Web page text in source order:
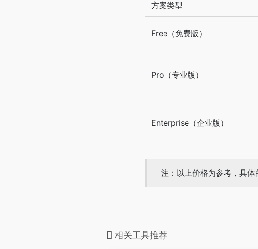
方案类型
Free（免费版）
Pro（专业版）
Enterprise（企业版）
注：以上价格为参考，具
相关工具推荐